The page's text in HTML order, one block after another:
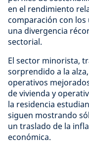
en el rendimiento
comparación con
una divergencia
sectorial.
El sector minorista,
sorprendido a la
operativos
de vivienda y
la residencia
siguen mostrando
un traslado de la
económica.